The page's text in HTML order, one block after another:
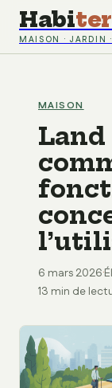
Habi
MAISON · JARDIN
MAISON
Land
6 mars 2026·
13 min de